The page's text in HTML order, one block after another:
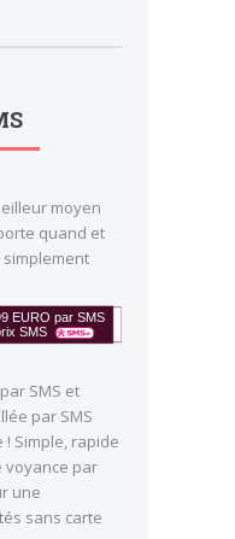
moyen
quand et
SMS et
par SMS
Simple, rapide
voyance par
une
sans carte